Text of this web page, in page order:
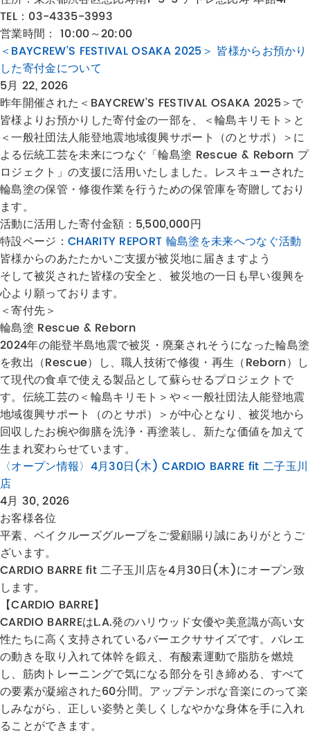
TEL：03-4335-3993
営業時間： 10:00～20:00
＜BAYCREW’S FESTIVAL OSAKA 2025＞ 皆様からお預かり
した寄付金について
5月 22, 2026
昨年開催された＜BAYCREW’S FESTIVAL OSAKA 2025＞で
皆様よりお預かりした寄付金の一部を、＜輪島キリモト＞と
＜一般社団法人能登地震地域復興サポート（のとサポ）＞に
よる伝統工芸を未来につなぐ「輪島塗 Rescue & Reborn プ
ロジェクト」の支援に活用いたしました。レスキューされた
輪島塗の保管・修復作業を行うための保管庫を寄贈しており
ます。
活動に活用した寄付金額：5,500,000円
特設ページ： CHARITY REPORT 輪島塗を未来へつなぐ活動
皆様からのあたたかいご支援が被災地に届きますよう
そして被災された皆様の安全と、被災地の一日も早い復興を
心より願っております。
＜寄付先＞
輪島塗 Rescue & Reborn
2024年の能登半島地震で被災・廃棄されそうになった輪島塗
を救出（Rescue）し、職人技術で修復・再生（Reborn）し
て現代の食卓で使える製品として蘇らせるプロジェクトで
す。伝統工芸の＜輪島キリモト＞や＜一般社団法人能登地震
地域復興サポート（のとサポ）＞が中心となり、被災地から
回収したお椀や御膳を洗浄・再塗装し、新たな価値を加えて
生まれ変わらせています。
〈オープン情報〉4月30日(木) CARDIO BARRE fit 二子玉川
店
4月 30, 2026
お客様各位
平素、ベイクルーズグループをご愛顧賜り誠にありがとうご
ざいます。
CARDIO BARRE fit 二子玉川店を4月30日(木)にオープン致
します。
【CARDIO BARRE】
CARDIO BARREはL.A.発のハリウッド女優や美意識が高い女
性たちに高く支持されているバーエクササイズです。バレエ
の動きを取り入れて体幹を鍛え、有酸素運動で脂肪を燃焼
し、筋肉トレーニングで気になる部分を引き締める、すべて
の要素が凝縮された60分間。アップテンポな音楽にのって楽
しみながら、正しい姿勢と美しくしなやかな身体を手に入れ
ることができます。